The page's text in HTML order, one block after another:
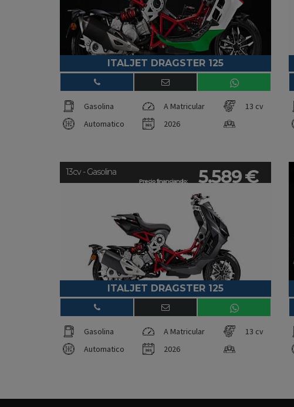
ITALJET DRAGSTER 125
Gasolina A Matricular
13 cv
Automatico
2026
Precio financiando: 5.589 €
13cv - Gasolina
ITALJET DRAGSTER 125
Gasolina A Matricular
13 cv
Automatico
2026